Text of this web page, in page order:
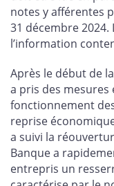
notes y afférentes
31 décembre
l’information
Après le début de
a pris des
fonctionnement
reprise
a suivi la
Banque a
entrepris un